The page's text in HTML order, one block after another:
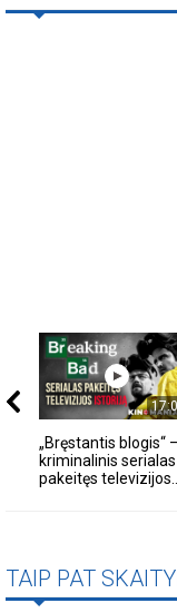
„Bręstantis blogis“ –
kriminalinis serialas
pakeitęs
TAIP PAT